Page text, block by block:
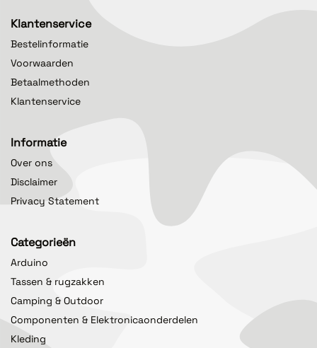
Klantenservice
Bestelinformatie
Voorwaarden
Betaalmethoden
Klantenservice
Informatie
Over ons
Disclaimer
Privacy Statement
Categorieën
Arduino
Tassen & rugzakken
Camping & Outdoor
Componenten & Elektronicaonderdelen
Kleding